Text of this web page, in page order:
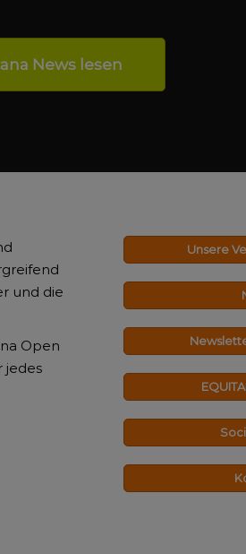
News lesen
und die
Open
jedes
Unsere